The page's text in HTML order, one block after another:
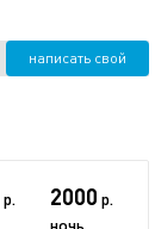
написать свой
р.
2000 р.
ночь